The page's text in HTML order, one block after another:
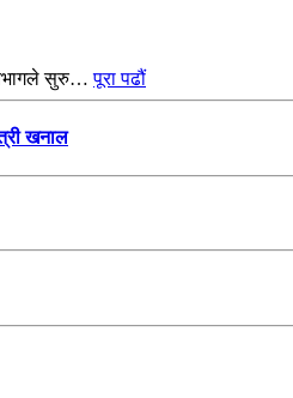
सुरु…पूरा पढौं
खनाल